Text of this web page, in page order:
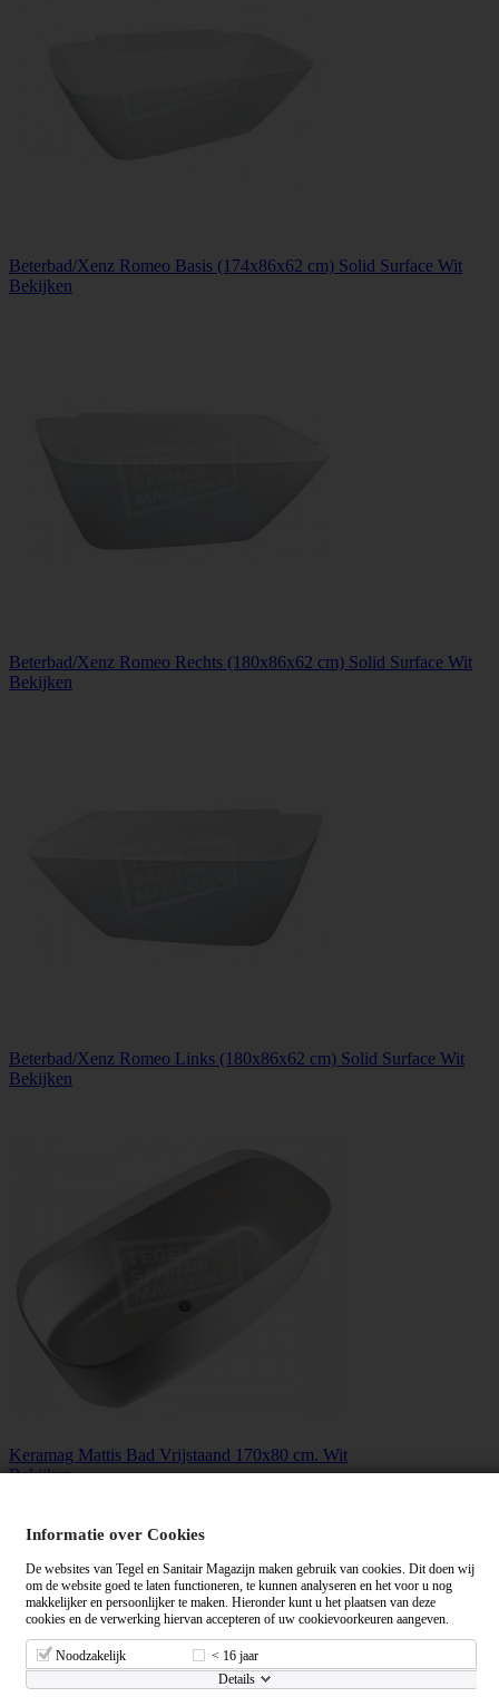
Beterbad/Xenz Romeo Basis (174x86x62 cm) Solid Surface Wit
Bekijken
Beterbad/Xenz Romeo Rechts (180x86x62 cm) Solid Surface Wit
Bekijken
Beterbad/Xenz Romeo Links (180x86x62 cm) Solid Surface Wit
Bekijken
Keramag Mattis Bad Vrijstaand 170x80 cm. Wit
Bekijken
Informatie over Cookies
De websites van Tegel en Sanitair Magazijn maken gebruik van cookies. Dit doen wij
om de website goed te laten functioneren, te kunnen analyseren en het voor u nog
makkelijker en persoonlijker te maken. Hieronder kunt u het plaatsen van deze
cookies en de verwerking hiervan accepteren of uw cookievoorkeuren aangeven.
Noodzakelijk
< 16 jaar
Details